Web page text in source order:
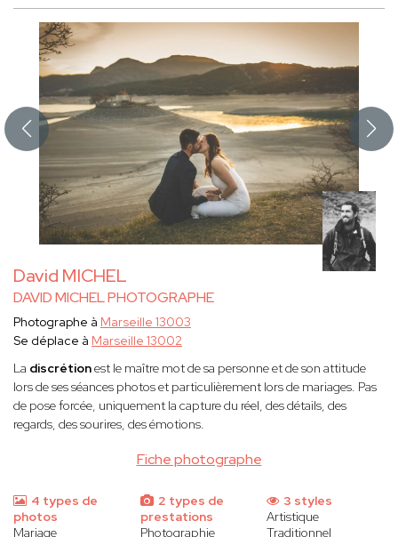
David MICHEL
DAVID MICHEL PHOTOGRAPHE
Fiche photographe
Photographe à Marseille 13003
Se déplace à Marseille 13002
La discrétionest le maître mot de sa personne et de son attitude
lors de ses séances photos et particulièrement lors de mariages. Pas
de pose forcée, uniquement la capture du réel, des détails, des
regards, des sourires, des émotions.
4 types de
photos
Mariage
2 types de
prestations
Photographie
3 styles
Artistique
Traditionnel